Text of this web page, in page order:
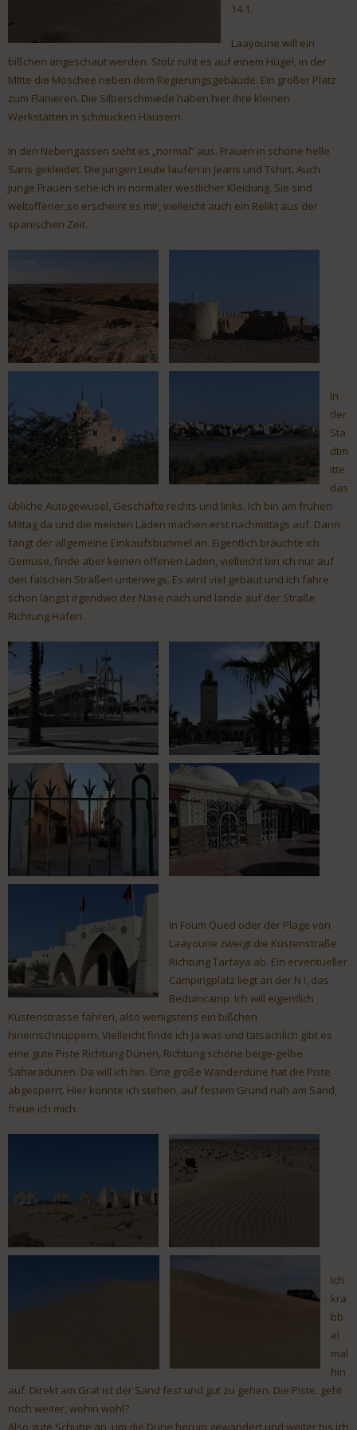
14.1.
Laayoune will ein
bißchen angeschaut werden. Stolz ruht es auf einem Hügel, in der
MItte die Moschee neben dem Regierungsgebäude. Ein großer Platz
zum Flanieren. Die Silberschmiede haben hier ihre kleinen
Werkstätten in schmucken Häusern.
In den Nebengassen sieht es „normal“ aus. Frauen in schöne helle
Saris gekleidet. Die jungen Leute laufen in Jeans und Tshirt. Auch
junge Frauen sehe ich in normaler westlicher Kleidung. Sie sind
weltoffener,so erscheint es mir, vielleicht auch ein Relikt aus der
spanischen Zeit.
In
der
Sta
dtm
itte
das
übliche Autogewusel, Geschäfte rechts und links. Ich bin am frühen
Mittag da und die meisten Läden machen erst nachmittags auf. Dann
fängt der allgemeine Einkaufsbummel an. Eigentlich bräuchte ich
Gemüse, finde aber keinen offenen Laden, vielleicht bin ich nur auf
den falschen Straßen unterwegs. Es wird viel gebaut und ich fahre
schon längst irgendwo der Nase nach und lande auf der Straße
Richtung Hafen.
In Foum Qued oder der Plage von
Laayoune zweigt die Küstenstraße
Richtung Tarfaya ab. Ein erventueller
Campingplatz liegt an der N !, das
Beduincamp. Ich will eigentlich
Küstenstrasse fahren, also wenigstens ein bißchen
hineinschnuppern. Vielleicht finde ich ja was und tatsächlich gibt es
eine gute Piste Richtung Dünen, Richtung schöne beige-gelbe
Saharadünen. Da will ich hin. Eine große Wanderdüne hat die Piste
abgesperrt. Hier könnte ich stehen, auf festem Grund nah am Sand,
freue ich mich.
Ich
kra
bb
el
mal
hin
auf. Direkt am Grat ist der Sand fest und gut zu gehen. Die Piste. geht
noch weiter, wohin wohl?
Also gute Schuhe an, um die Düne herum gewandert und weiter bis ich